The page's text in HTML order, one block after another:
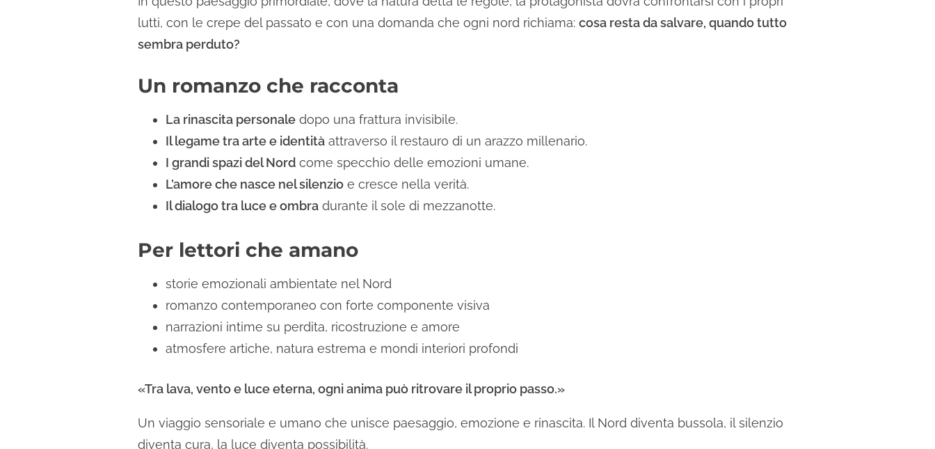
lutti, con le crepe del passato e con una domanda che ogni nord richiama: cosa resta da salvare, quando tutto
sembra perduto?
Un romanzo che racconta
La rinascita personale dopo una frattura invisibile.
Il legame tra arte e identità attraverso il restauro di un arazzo millenario.
I grandi spazi del Nord come specchio delle emozioni umane.
L’amore che nasce nel silenzio e cresce nella verità.
Il dialogo tra luce e ombra durante il sole di mezzanotte.
Per lettori che amano
storie emozionali ambientate nel Nord
romanzo contemporaneo con forte componente visiva
narrazioni intime su perdita, ricostruzione e amore
atmosfere artiche, natura estrema e mondi interiori profondi
«Tra lava, vento e luce eterna, ogni anima può ritrovare il proprio passo.»
Un viaggio sensoriale e umano che unisce paesaggio, emozione e rinascita. Il Nord diventa bussola, il silenzio
diventa cura, la luce diventa possibilità.